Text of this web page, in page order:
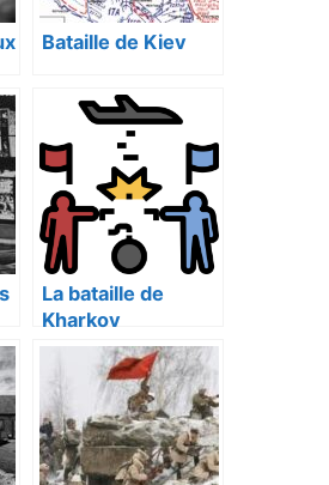
Bataille de Kiev
La bataille de
Kharkov